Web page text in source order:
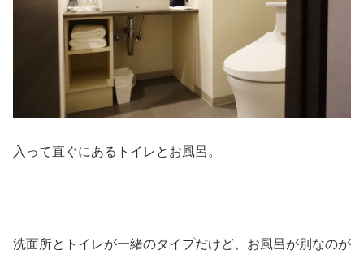
入って直ぐにあるトイレとお風呂。
洗面所とトイレが一緒のタイプだけど、お風呂が別なのが